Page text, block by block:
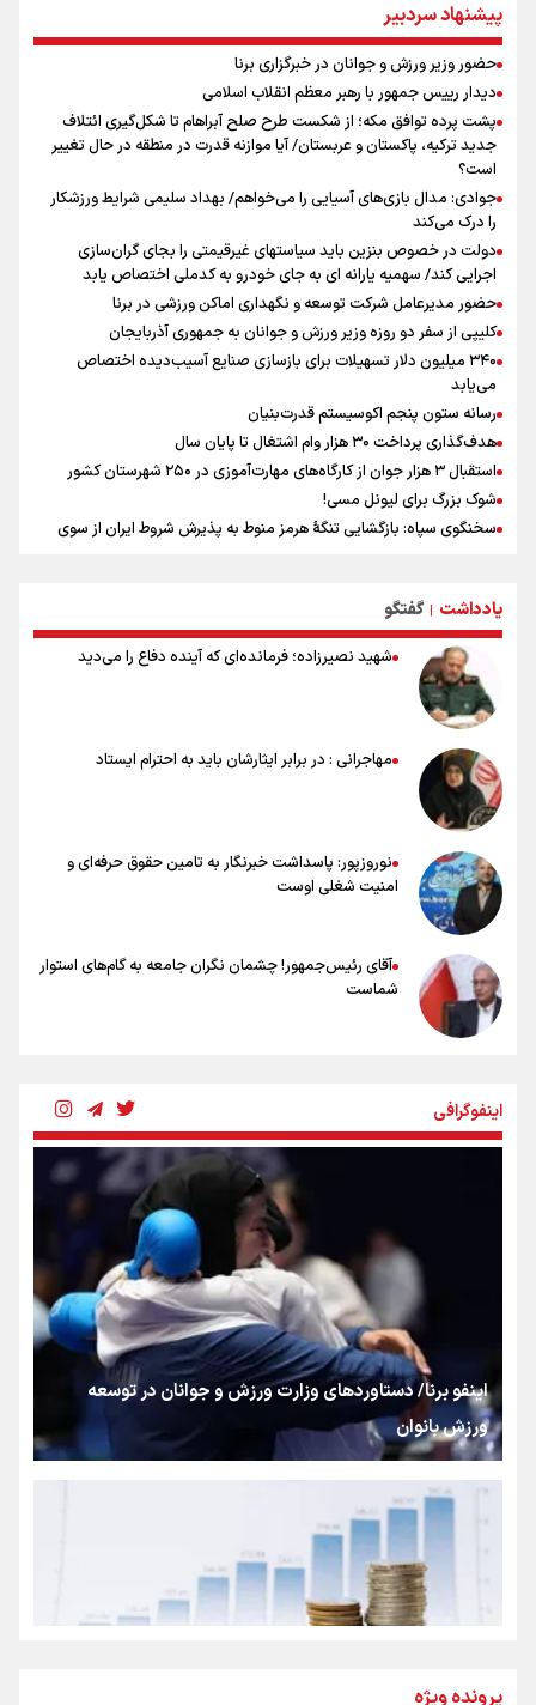
علی‌نژاد در مراسم انجمن ورزشی نویسان در روز خبرنگار : رسانه‌های خبری
در سال گذشته تا به امروز اتفاقات بزرگی را رقم زدند
نشست استاندار فارس با خبرنگاران
سیدمناف هاشمی در مراسم انجمن ورزشی نویسان : قدردان زحمات اهالی
رسانه به ویژه ورزشی نویسان هستیم
پزشکیان‌: بهترین زمان برای دستیابی به توافق شرایط کنونی است/ در
مسیر صلح ، از حقوق ملت ایران کوتاه نمی آییم
پیشنهاد سردبیر
حضور وزیر ورزش و جوانان در خبرگزاری برنا
دیدار رییس جمهور با رهبر معظم انقلاب اسلامی
پشت پرده توافق مکه؛ از شکست طرح صلح آبراهام تا شکل‌گیری ائتلاف
جدید ترکیه، پاکستان و عربستان/ آیا موازنه قدرت در منطقه در حال تغییر
است؟
جوادی: مدال بازی‌های آسیایی را می‌خواهم/ بهداد سلیمی شرایط ورزشکار
را درک می‌کند
دولت در خصوص بنزین باید سیاستهای غیرقیمتی را بجای گران‌سازی
اجرایی کند/ سهمیه یارانه ای به جای خودرو به کدملی اختصاص یابد
حضور مدیرعامل شرکت توسعه و نگهداری اماکن ورزشی در برنا
کلیپی از سفر دو روزه وزیر ورزش و جوانان به جمهوری آذربایجان
۳۴۰ میلیون دلار تسهیلات برای بازسازی صنایع آسیب‌دیده اختصاص
می‌یابد
رسانه ستون پنجم اکوسیستم قدرت‌بنیان
هدف‌گذاری پرداخت ۳۰ هزار وام اشتغال تا پایان سال
استقبال ۳ هزار جوان از کارگاه‌های مهارت‌آموزی در ۲۵۰ شهرستان کشور
شوک بزرگ برای لیونل مسی!
سخنگوی سپاه: بازگشایی تنگۀ هرمز منوط به پذیرش شروط ایران از سوی
ورود مواد آلاینده به منابع آب از نگرانی‌های جدی دوران جنگ است/ خطر از
دست رفتن باروری خاک
مروری بر زندگینامه خبرنگار شهید «محمود صارمی»
۱۷ مرداد؛ روز خبرنگار
خانواده شهید لاریجانی: از اظهارات شتاب‌زده درباره چگونگی شهادت اجتناب
کنید
اشک‌های CR7 به قیمت ۲۳ سال تلاش؛ گریه نکن آقای رونالدو
حیدری: افزایش تیم‌های جام جهانی هم سود داشت و هم ضرر/ تیم ملی در
جام جهانی مردود نشد
یادداشت | گفتگو
شهید نصیرزاده؛ فرمانده‌ای که آینده دفاع را می‌دید
مهاجرانی : در برابر ایثارشان باید به احترام ایستاد
نوروزپور: پاسداشت خبرنگار به تامین حقوق حرفه‌ای و
امنیت شغلی اوست
آقای رئیس‌جمهور! چشمان نگران جامعه به گام‌های استوار
شماست
بنزین؛ تدبیری برای حفظ امنیت انرژی
«هورامان»؛ میراثی که جهان را شیفته کرد
شکستگیِ بزرگ؛ روایتِ یک استخوان، یک نسل، یک توهم!
رسانه ملی و حق مردم برای شنیدن صدای رئیس‌جمهوری
روایت ایران از کنار مردم
اینفوگرافی
اینفو برنا/ دستاوردهای وزارت ورزش و جوانان در توسعه
ورزش بانوان
پرونده ویژه